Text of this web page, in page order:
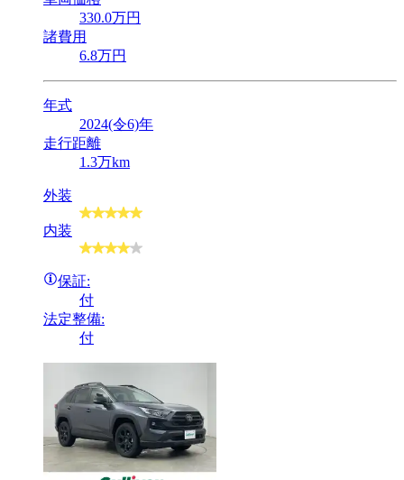
330.0万円
諸費用
6.8万円
年式
2024(令6)年
走行距離
1.3万km
外装
内装
保証:
付
法定整備:
付